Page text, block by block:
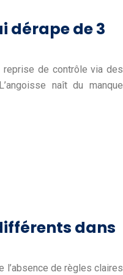
dérape de 3
reprise de contrôle via des
naît du manque
dans
l’absence de règles claires